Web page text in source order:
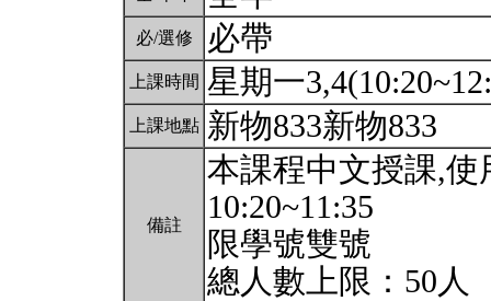
必/選修 必帶
上課時間 星期一
上課地點 新物833新物833
備註
本課程中文授課,
10:20~11:35
限學號雙號
總人數上限：50人